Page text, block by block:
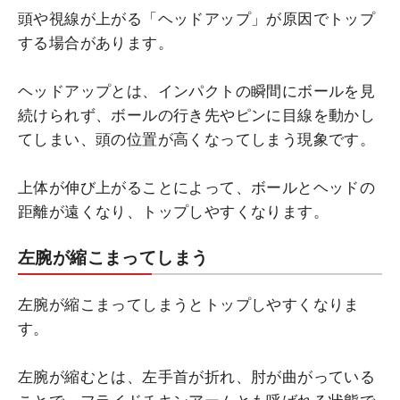
頭や視線が上がる「ヘッドアップ」が原因でトップ
する場合があります。
ヘッドアップとは、インパクトの瞬間にボールを見
続けられず、ボールの行き先やピンに目線を動かし
てしまい、頭の位置が高くなってしまう現象です。
上体が伸び上がることによって、ボールとヘッドの
距離が遠くなり、トップしやすくなります。
左腕が縮こまってしまう
左腕が縮こまってしまうとトップしやすくなりま
す。
左腕が縮むとは、左手首が折れ、肘が曲がっている